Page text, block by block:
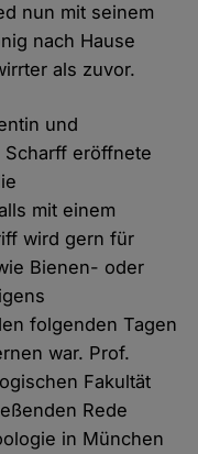
nun mit seinem
nach Hause
als zuvor.
und
eröffnete
mit einem
wird gern für
Bienen- oder
folgenden Tagen
war. Prof.
Fakultät
Rede
in München